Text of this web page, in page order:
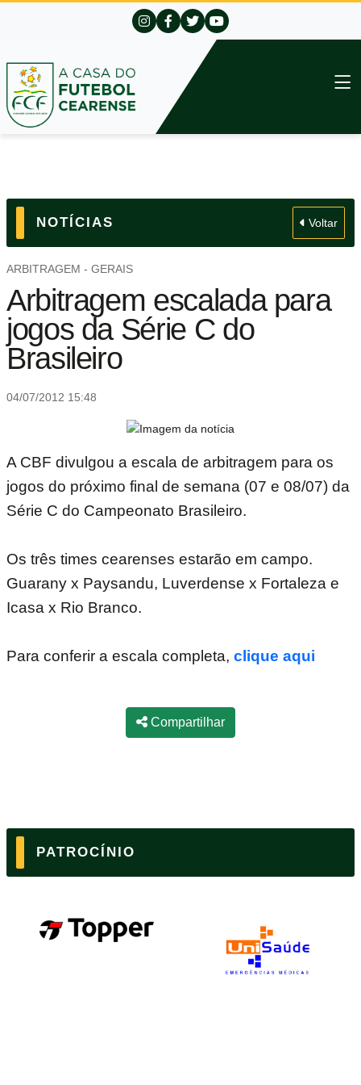
NOTÍCIAS Voltar
ARBITRAGEM - GERAIS
Arbitragem escalada para
jogos da Série C do
Brasileiro
04/07/2012 15:48
A CBF divulgou a escala de arbitragem para os
jogos do próximo final de semana (07 e 08/07) da
Série C do Campeonato Brasileiro.
Os três times cearenses estarão em campo.
Guarany x Paysandu, Luverdense x Fortaleza e
Icasa x Rio Branco.
Para conferir a escala completa, clique aqui
Compartilhar
PATROCÍNIO